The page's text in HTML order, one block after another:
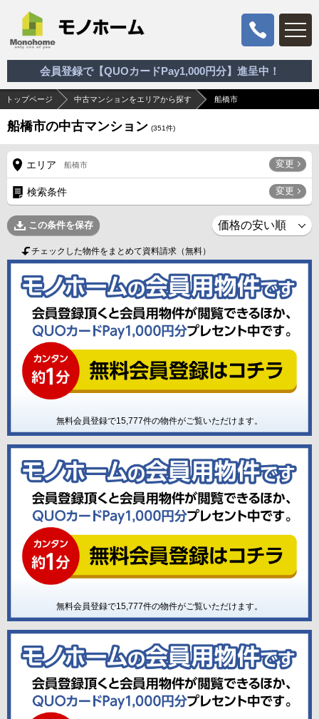
会員登録で【QUOカードPay1,000円分】進呈中！
トップページ 中古マンションをエリアから探す 船橋市
船橋市の中古マンション (351件)
エリア 船橋市 変更
検索条件 変更
この条件を保存
チェックした物件をまとめて資料請求（無料）
無料会員登録で15,777件の物件がご覧いただけます。
無料会員登録で15,777件の物件がご覧いただけます。